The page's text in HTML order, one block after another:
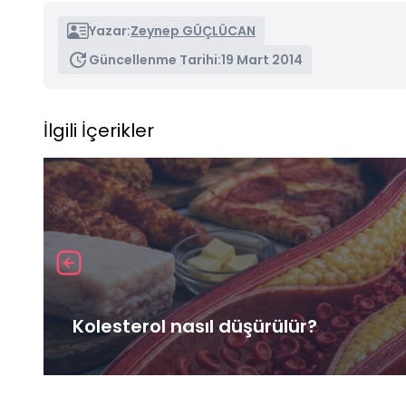
Yazar:Zeynep GÜÇLÜCAN
Güncellenme Tarihi:19 Mart 2014
İlgili İçerikler
Kolesterol nasıl düşürülür?